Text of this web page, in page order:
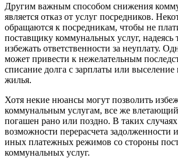
Другим важным способом снижения
является отказ от услуг посредников.
обращаются к посредникам, чтобы не
поставщику коммунальных услуг, надеясь
избежать ответственности за неуплату.
может привести к нежелательным
списание долга с зарплаты или
жилья.
Хотя некие нюансы могут позволить
коммунальным услугам, все же
погашен рано или поздно. В таких случаях
возможности перерасчета задолженности
иных платежных режимов со стороны
коммунальных услуг.